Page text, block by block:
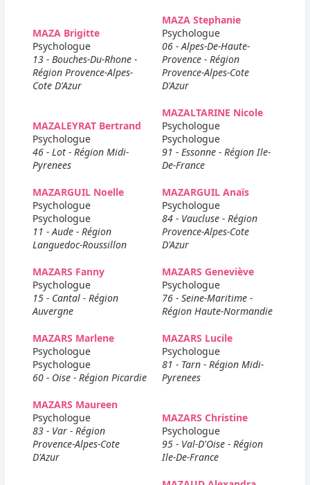
MAZA Brigitte
Psychologue
13 - Bouches-Du-Rhone -
Région Provence-Alpes-
Cote D'Azur
MAZA Stephanie
Psychologue
06 - Alpes-De-Haute-
Provence - Région
Provence-Alpes-Cote
D'Azur
MAZALEYRAT Bertrand
Psychologue
46 - Lot - Région Midi-
Pyrenees
MAZALTARINE Nicole
Psychologue
Psychologue
91 - Essonne - Région Ile-
De-France
MAZARGUIL Noelle
Psychologue
Psychologue
11 - Aude - Région
Languedoc-Roussillon
MAZARGUIL Anaïs
Psychologue
84 - Vaucluse - Région
Provence-Alpes-Cote
D'Azur
MAZARS Fanny
Psychologue
15 - Cantal - Région
Auvergne
MAZARS Geneviève
Psychologue
76 - Seine-Maritime -
Région Haute-Normandie
MAZARS Marlene
Psychologue
Psychologue
60 - Oise - Région Picardie
MAZARS Lucile
Psychologue
81 - Tarn - Région Midi-
Pyrenees
MAZARS Maureen
Psychologue
83 - Var - Région
Provence-Alpes-Cote
D'Azur
MAZARS Christine
Psychologue
95 - Val-D'Oise - Région
Ile-De-France